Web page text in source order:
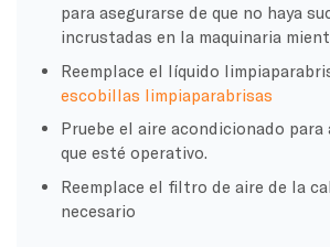
para asegurarse de que no haya
incrustadas en la maquinaria
Reemplace el líquido
escobillas limpiaparabrisas
Pruebe el aire acondicionado para
que esté operativo.
Reemplace el filtro de aire de la
necesario